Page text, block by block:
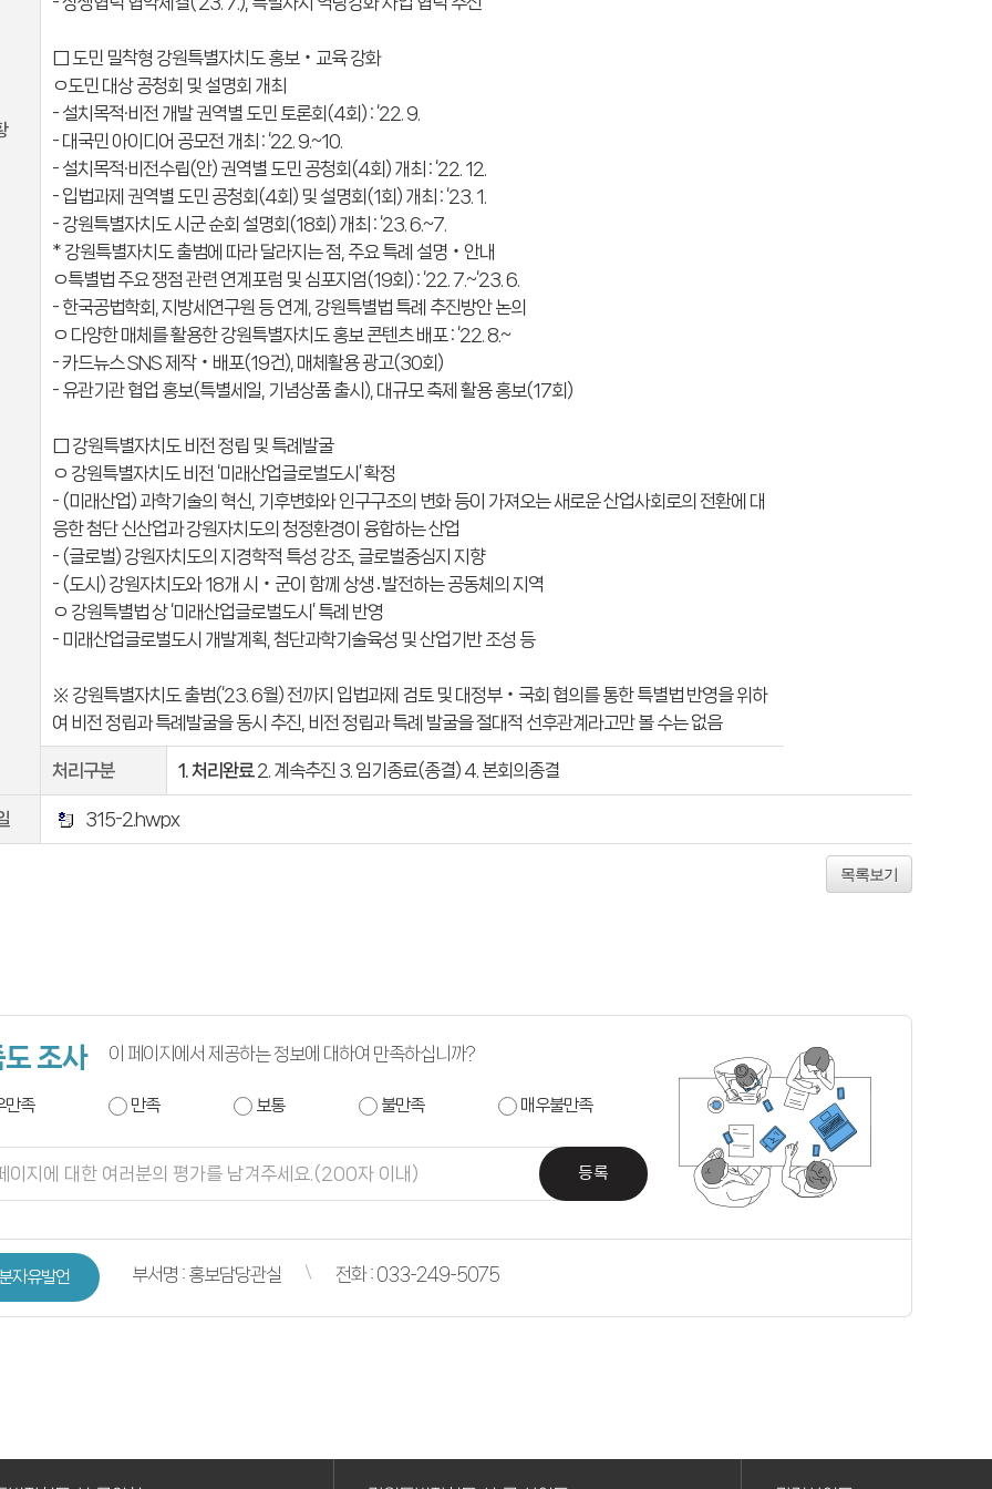
□ 도민 밀착형 강원특별자치도 홍보‧교육 강화
ㅇ도민 대상 공청회 및 설명회 개최
- 설치목적·비전 개발 권역별 도민 토론회(4회) : ‘22. 9.
- 대국민 아이디어 공모전 개최 : ‘22. 9.~10.
- 설치목적·비전수립(안) 권역별 도민 공청회(4회) 개최 : ‘22. 12.
- 입법과제 권역별 도민 공청회(4회) 및 설명회(1회) 개최 : ‘23. 1.
- 강원특별자치도 시군 순회 설명회(18회) 개최 : ‘23. 6.~7.
* 강원특별자치도 출범에 따라 달라지는 점, 주요 특례 설명‧안내
ㅇ특별법 주요 쟁점 관련 연계포럼 및 심포지엄(19회) : ‘22. 7.~‘23. 6.
- 한국공법학회, 지방세연구원 등 연계, 강원특별법 특례 추진방안 논의
ㅇ 다양한 매체를 활용한 강원특별자치도 홍보 콘텐츠 배포 : ‘22. 8.~
- 카드뉴스 SNS 제작‧배포(19건), 매체활용 광고(30회)
- 유관기관 협업 홍보(특별세일, 기념상품 출시), 대규모 축제 활용 홍보(17회)
□ 강원특별자치도 비전 정립 및 특례발굴
ㅇ 강원특별자치도 비전 ‘미래산업글로벌도시’ 확정
- (미래산업) 과학기술의 혁신, 기후변화와 인구구조의 변화 등이 가져오는 새로운 산업사회로의 전환에 대
응한 첨단 신산업과 강원자치도의 청정환경이 융합하는 산업
- (글로벌) 강원자치도의 지경학적 특성 강조, 글로벌중심지 지향
- (도시) 강원자치도와 18개 시‧군이 함께 상생․발전하는 공동체의 지역
ㅇ 강원특별법 상 ‘미래산업글로벌도시’ 특례 반영
- 미래산업글로벌도시 개발계획, 첨단과학기술육성 및 산업기반 조성 등
※ 강원특별자치도 출범(‘23. 6월) 전까지 입법과제 검토 및 대정부‧국회 협의를 통한 특별법 반영을 위하
여 비전 정립과 특례발굴을 동시 추진, 비전 정립과 특례 발굴을 절대적 선후관계라고만 볼 수는 없음
처리구분 1. 처리완료 2. 계속추진 3. 임기종료(종결) 4. 본회의종결
315-2.hwpx
목록보기
조사 이 페이지에서 제공하는 정보에 대하여 만족하십니까?
만족 만족 보통 불만족 매우불만족
등록
자유발언 부서명 : 홍보담당관실 전화 : 033-249-5075